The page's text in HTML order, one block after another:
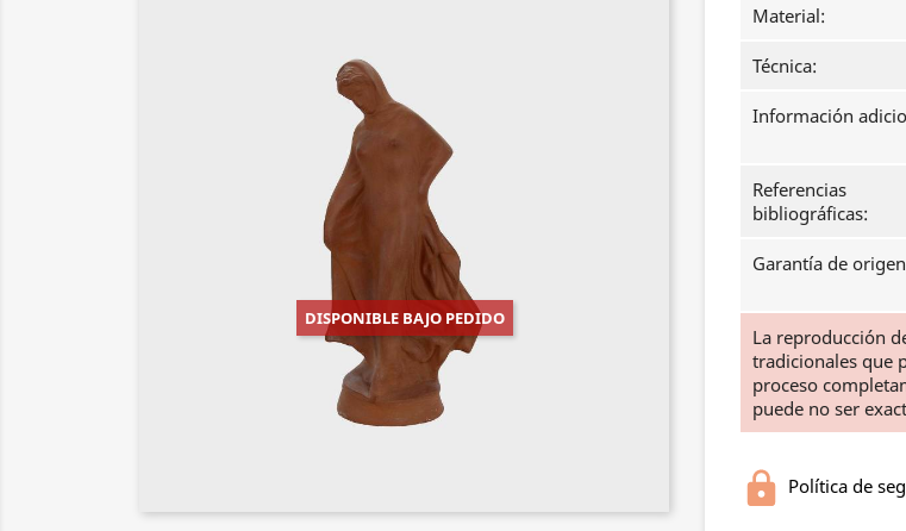
DISPONIBLE BAJO PEDIDO
Material:
Técnica:
Información
Referencias
bibliográficas:
Garantía de
La reproducción
tradicionales que
proceso
puede no ser
Política de